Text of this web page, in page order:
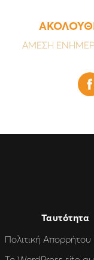
ΑΜΕΣΗ

Ταυτότητα
Πολιτική Απορρήτου